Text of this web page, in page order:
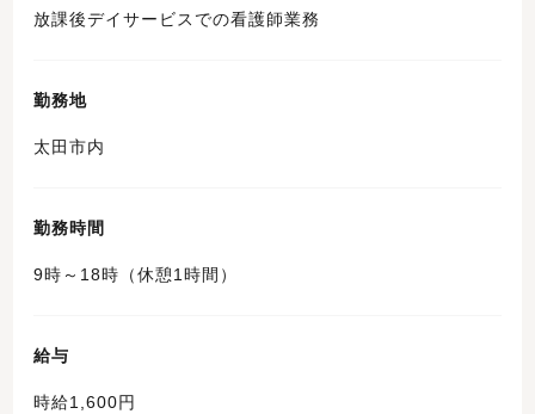
放課後デイサービスでの看護師業務
勤務地
太田市内
勤務時間
9時～18時（休憩1時間）
給与
時給1,600円